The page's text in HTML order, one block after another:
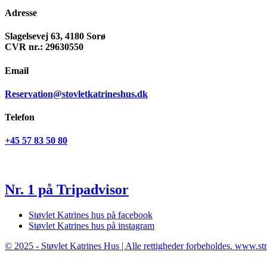
Adresse
Slagelsevej 63, 4180 Sorø
CVR nr.: 29630550
Email
Reservation@stovletkatrineshus.dk
Telefon
+45 57 83 50 80
Nr. 1 på Tripadvisor
Støvlet Katrines hus på facebook
Støvlet Katrines hus på instagram
© 2025 - Støvlet Katrines Hus | Alle rettigheder forbeholdes.